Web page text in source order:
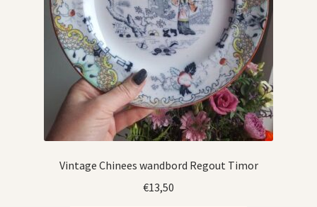
Vintage Chinees wandbord Regout Timor
€13,50